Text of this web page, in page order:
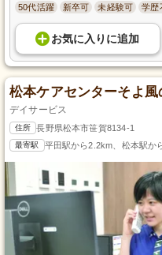
50代活躍 新卒可 未経験可 学歴
お気に入り に追加
松本ケアセンターそよ風
デイサービス
住所 長野県松本市笹賀8134‐1
最寄駅 平田駅から2.2km、松本駅か